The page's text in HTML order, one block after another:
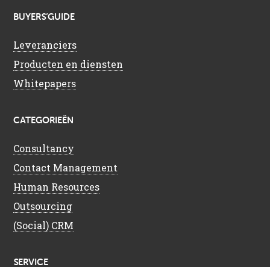
BUYERS’GUIDE
Leveranciers
Producten en diensten
Whitepapers
CATEGORIEËN
Consultancy
Contact Management
Human Resources
Outsourcing
(Social) CRM
SERVICE